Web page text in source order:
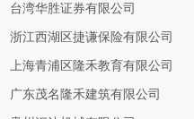
台湾华胜证券有限公司
浙江西湖区捷谦保险有限公司
上海青浦区隆禾教育有限公司
广东茂名隆禾建筑有限公司